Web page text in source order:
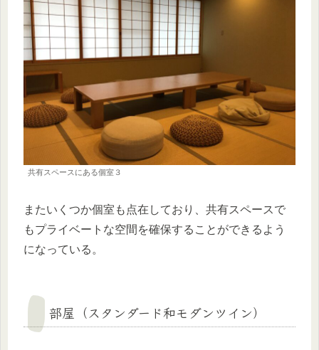
共有スペースにある個室３
またいくつか個室も点在しており、共有スペースで
もプライベートな空間を確保することができるよう
になっている。
部屋（スタンダード和モダンツイン）